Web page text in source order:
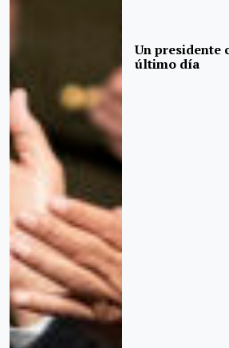
Un presidente
último día